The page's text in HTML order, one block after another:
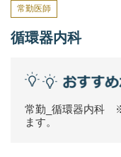
常勤医師
循環器内科
常勤_循環器内科
ます。